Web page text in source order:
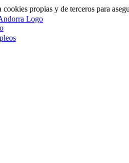
propias y de terceros para